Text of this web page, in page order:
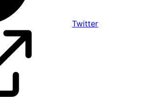
Twitter